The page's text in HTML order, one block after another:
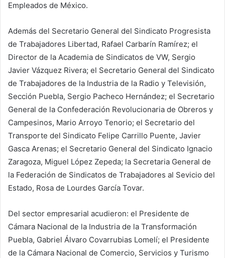
Empleados de México.
Además del Secretario General del Sindicato Progresista
de Trabajadores Libertad, Rafael Carbarín Ramírez; el
Director de la Academia de Sindicatos de VW, Sergio
Javier Vázquez Rivera; el Secretario General del Sindicato
de Trabajadores de la Industria de la Radio y Televisión,
Sección Puebla, Sergio Pacheco Hernández; el Secretario
General de la Confederación Revolucionaria de Obreros y
Campesinos, Mario Arroyo Tenorio; el Secretario del
Transporte del Sindicato Felipe Carrillo Puente, Javier
Gasca Arenas; el Secretario General del Sindicato Ignacio
Zaragoza, Miguel López Zepeda; la Secretaria General de
la Federación de Sindicatos de Trabajadores al Sevicio del
Estado, Rosa de Lourdes García Tovar.
Del sector empresarial acudieron: el Presidente de
Cámara Nacional de la Industria de la Transformación
Puebla, Gabriel Álvaro Covarrubias Lomelí; el Presidente
de la Cámara Nacional de Comercio, Servicios y Turismo